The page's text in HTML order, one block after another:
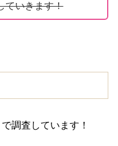
ていきます！
調査しています！